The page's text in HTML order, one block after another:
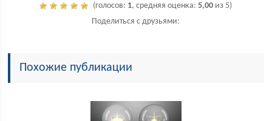
(голосов: 1, средняя оценка:5,00 из 5)
Поделиться с друзьями:
Похожие публикации